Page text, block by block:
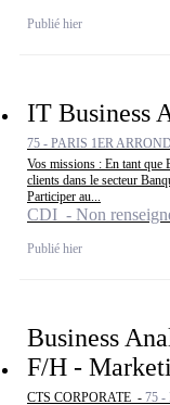
Publié hier
IT Business
75 - PARIS 1ER
Vos missions : En tant que
clients dans le secteur
Participer au...
CDI - Non
Publié hier
Business
F/H -
CTS CORPORATE - 75 -